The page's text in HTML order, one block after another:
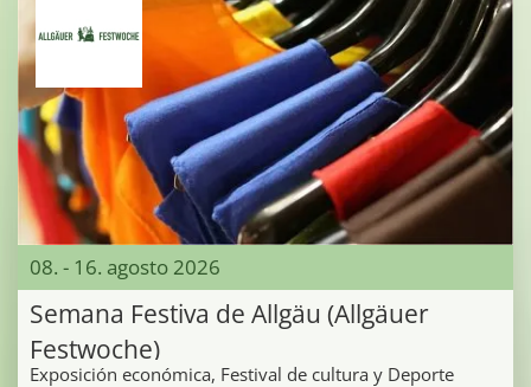
08. - 16. agosto 2026
Semana Festiva de Allgäu (Allgäuer
Festwoche)
Exposición económica, Festival de cultura y Deporte